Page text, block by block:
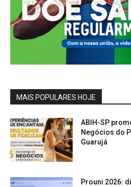
MAIS POPULARES HOJE
ABIH-SP
Negócios do
Guarujá
Prouni 2026: